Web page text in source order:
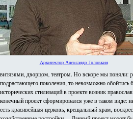
Архитектор Александр Головкин
витязями, дворцом, театром. Но вскоре мы поняли:
подрастающего поколения, то невозможно обойтись
исторических стилизаций в проекте возник
конечный проект сформировался уже в таком виде:
есть красивейшая церковь, крещальный храм,